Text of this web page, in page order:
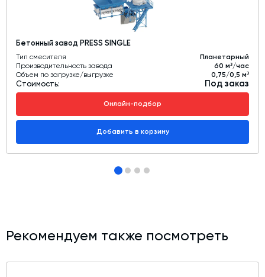
Бетонный завод PRESS SINGLE
Тип смесителя
Планетарный
Производительность завода
60 м³/час
Объем по загрузке/выгрузке
0,75/0,5 м³
Стоимость: Под заказ
Онлайн-подбор
Добавить в корзину
Рекомендуем также посмотреть